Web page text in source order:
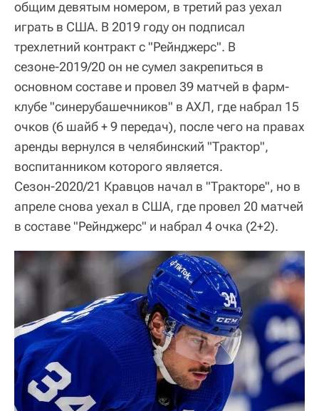
общим девятым номером, в третий раз уехал
играть в США. В 2019 году он подписал
трехлетний контракт с "Рейнджерс". В
сезоне-2019/20 он не сумел закрепиться в
основном составе и провел 39 матчей в фарм-
клубе "синерубашечников" в АХЛ, где набрал 15
очков (6 шайб + 9 передач), после чего на правах
аренды вернулся в челябинский "Трактор",
воспитанником которого является.
Сезон-2020/21 Кравцов начал в "Тракторе", но в
апреле снова уехал в США, где провел 20 матчей
в составе "Рейнджерс" и набрал 4 очка (2+2).